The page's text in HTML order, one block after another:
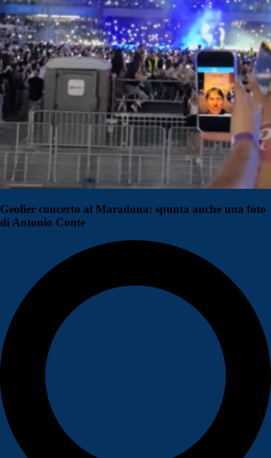
Geolier concerto al Maradona: spunta anche una foto
di Antonio Conte